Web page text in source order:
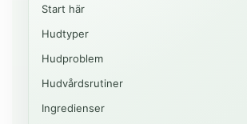
Start här
Hudtyper
Hudproblem
Hudvårdsrutiner
Ingredienser